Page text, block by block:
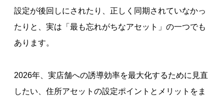
設定が後回しにされたり、正しく同期されていなかっ
たりと、実は「最も忘れがちなアセット」の一つでも
あります。
2026年、実店舗への誘導効率を最大化するために見直
したい、住所アセットの設定ポイントとメリットをま